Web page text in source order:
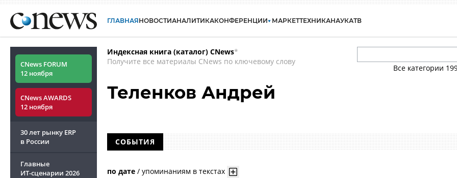
ГЛАВНАЯНОВОСТИАНАЛИТИКАКОНФЕРЕНЦИИ МАРКЕТТЕХНИКАНАУКАТВ
CNews FORUM
12 ноября
CNews AWARDS
12 ноября
30 лет рынку ERP
в России
Главные
ИТ-сценарии 2026
Индексная книга (каталог) CNews*
Получите все материалы CNews по ключевому слову
Все категории
Теленков Андрей
СОБЫТИЯ
по дате / упоминаниям в текстах